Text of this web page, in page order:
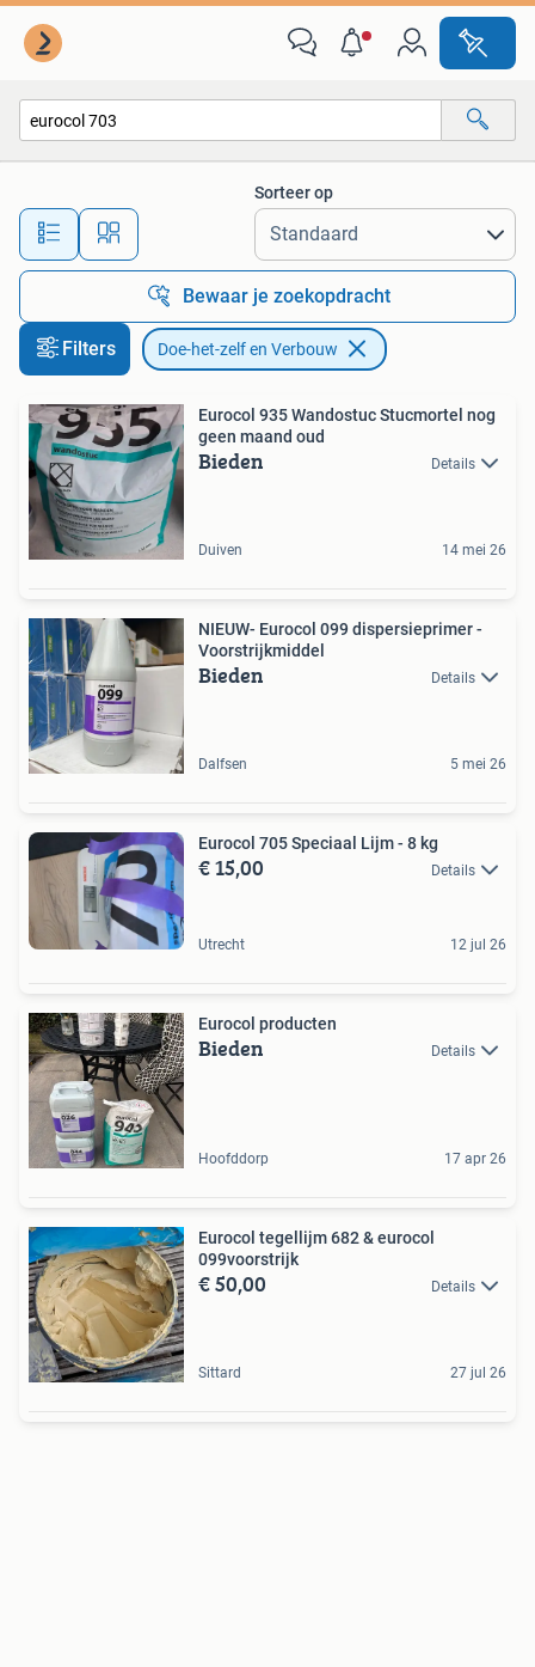
Alle afstanden…
Sorteer op
Bewaar je zoekopdracht
Filters Doe-het-zelf en Verbouw
Eurocol 935 Wandostuc Stucmortel nog
geen maand oud
Bieden Details
Duiven 14 mei 26
NIEUW- Eurocol 099 dispersieprimer -
Voorstrijkmiddel
Bieden Details
Dalfsen 5 mei 26
Eurocol 705 Speciaal Lijm - 8 kg
€ 15,00 Details
Utrecht 12 jul 26
Eurocol producten
Bieden Details
Hoofddorp 17 apr 26
Eurocol tegellijm 682 & eurocol
099voorstrijk
€ 50,00 Details
Sittard 27 jul 26